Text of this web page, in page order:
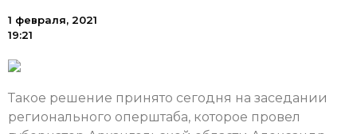
1 февраля, 2021
19:21
Такое решение принято сегодня на заседании
регионального оперштаба, которое провел